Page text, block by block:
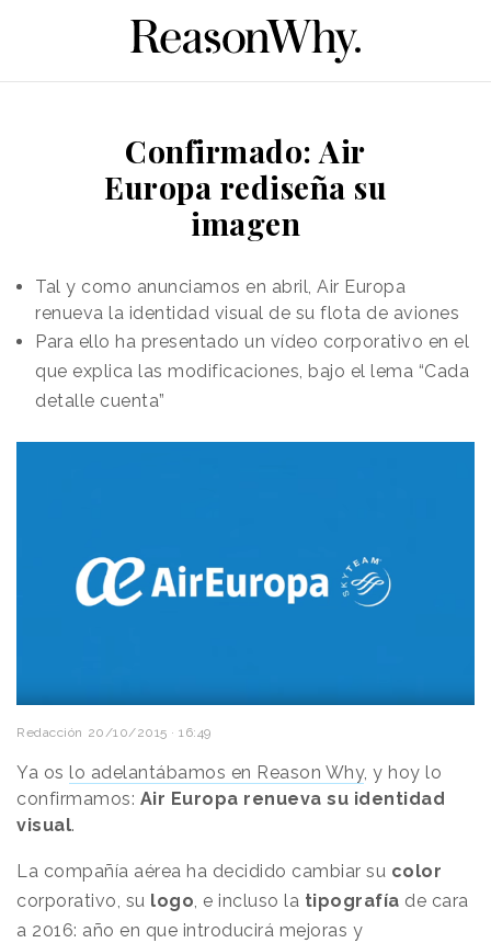
Confirmado: Air
Europa rediseña su
imagen
Tal y como anunciamos en abril, Air Europa
renueva la identidad visual de su flota de aviones
Para ello ha presentado un vídeo corporativo en el
que explica las modificaciones, bajo el lema “Cada
detalle cuenta”
Redacción 20/10/2015 · 16:49
Ya os lo adelantábamos en Reason Why, y hoy lo
confirmamos: Air Europa renueva su identidad
visual.
La compañía aérea ha decidido cambiar su color
corporativo, su logo, e incluso la tipografía de cara
a 2016: año en que introducirá mejoras y